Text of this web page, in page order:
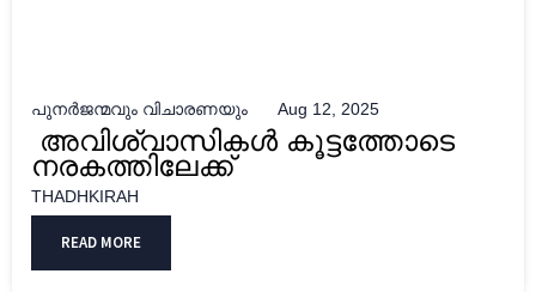
പുനർജന്മവും വിചാരണയും Aug 12, 2025
അവിശ്വാസികൾ കൂട്ടത്തോടെ
നരകത്തിലേക്ക്
THADHKIRAH
READ MORE